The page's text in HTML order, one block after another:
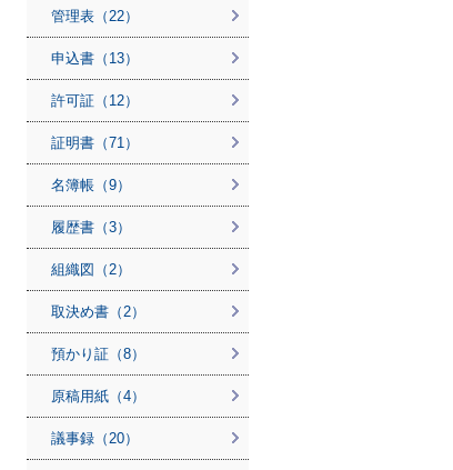
管理表（22）
申込書（13）
許可証（12）
証明書（71）
名簿帳（9）
履歴書（3）
組織図（2）
取決め書（2）
預かり証（8）
原稿用紙（4）
議事録（20）